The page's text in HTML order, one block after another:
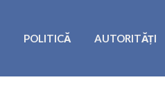
POLITICĂ AUTORITĂȚI